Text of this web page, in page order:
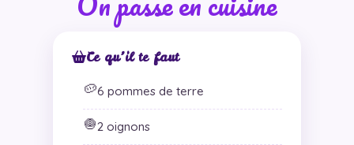
Ce qu’il te faut
🥔6 pommes de terre
🧅2 oignons